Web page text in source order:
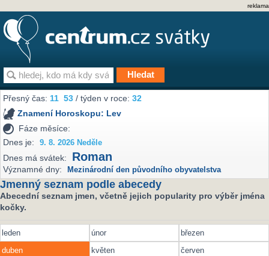
reklama
Přesný čas:11 53 / týden v roce:32
Znamení Horoskopu: Lev
Fáze měsíce:
Dnes je:
9. 8. 2026 Neděle
Dnes má svátek: Roman
Významné dny: Mezinárodní den původního obyvatelstva
Jmenný seznam podle abecedy
Abecední seznam jmen, včetně jejich popularity pro výběr jména
kočky.
leden únor
březen
duben
květen
červen